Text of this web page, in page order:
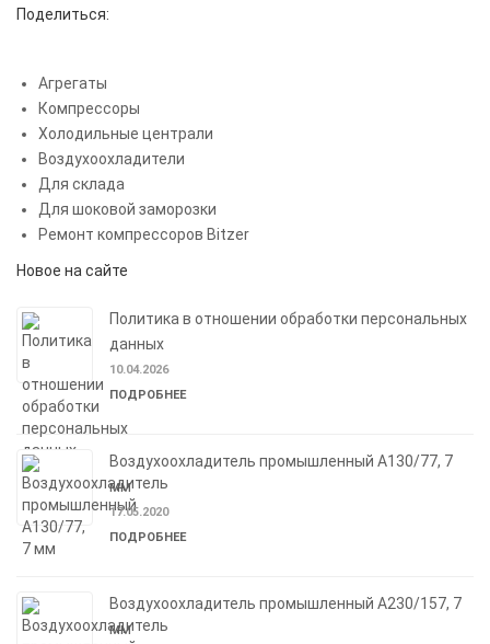
Поделиться:
Агрегаты
Компрессоры
Холодильные централи
Воздухоохладители
Для склада
Для шоковой заморозки
Ремонт компрессоров Bitzer
Новое на сайте
Политика в отношении обработки персональных
данных
10.04.2026
ПОДРОБНЕЕ
Воздухоохладитель промышленный A130/77, 7
мм
17.05.2020
ПОДРОБНЕЕ
Воздухоохладитель промышленный A230/157, 7
мм